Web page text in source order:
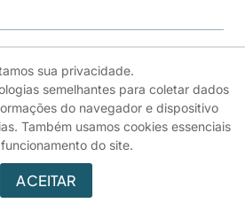
e normas
sua privacidade.
semelhantes para coletar dados
do navegador e dispositivo
Também usamos cookies essenciais
do site.
ACEITAR